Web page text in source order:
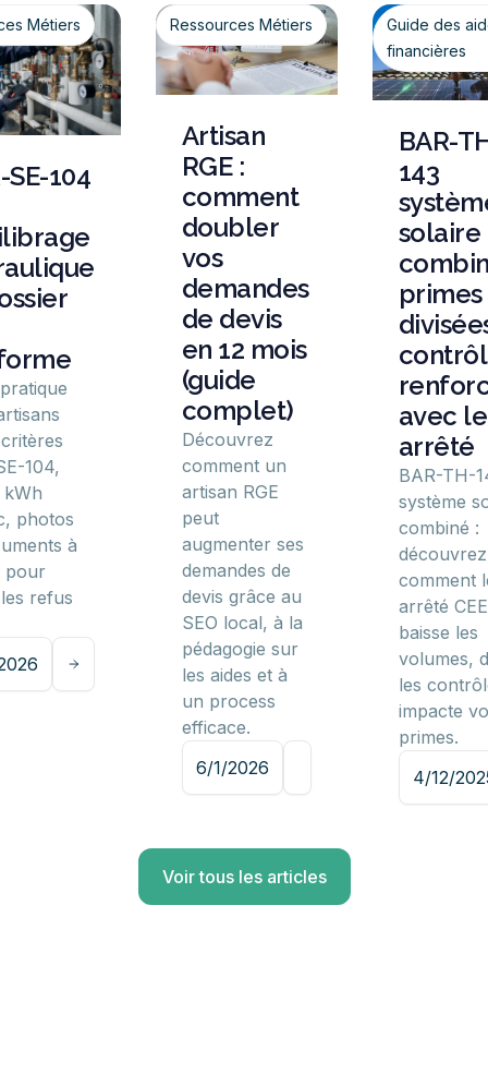
SE-104
104,
photos
à
pour
refus
Métiers
Artisan
RGE :
comment
doubler
vos
demandes
de devis
en 12 mois
(guide
complet)
Découvrez
comment un
artisan RGE
peut
augmenter ses
demandes de
devis grâce au
SEO local, à la
pédagogie sur
les aides et à
un process
efficace.
6/1/2026
Ressources Métiers
BAR-
143
solaire
primes
avec
arrêté
BAR-TH-
système
combiné :
découvrez
comment
arrêté CEE
baisse les
volumes,
les
impacte
primes.
4/12/
Guide des
financières
Voir tous les articles